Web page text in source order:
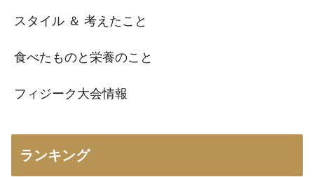
スタイル ＆ 考えたこと
食べたものと栄養のこと
フィジーク大会情報
ランキング